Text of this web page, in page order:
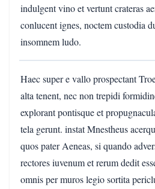
indulgent vino et vertunt crateras
conlucent ignes, noctem custodia
insomnem ludo.
Haec super e vallo prospectant
alta tenent, nec non trepidi
explorant pontisque et
tela gerunt. instat Mnestheus
quos pater Aeneas, si quando
rectores iuvenum et rerum dedit
omnis per muros legio sortita